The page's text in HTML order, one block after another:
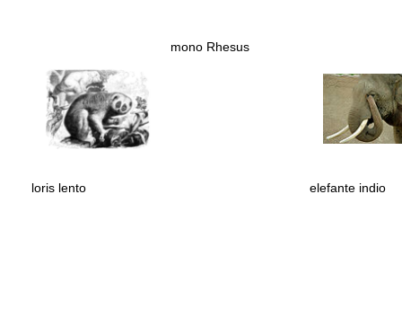
loris lento
mono Rhesus
elefante indio